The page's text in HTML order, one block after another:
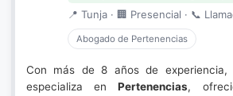
📍 Tunja · 🏢 Presencial · 📞
Abogado de Pertenencias
Con más de 8 años de experiencia,
especializa enPertenencias,